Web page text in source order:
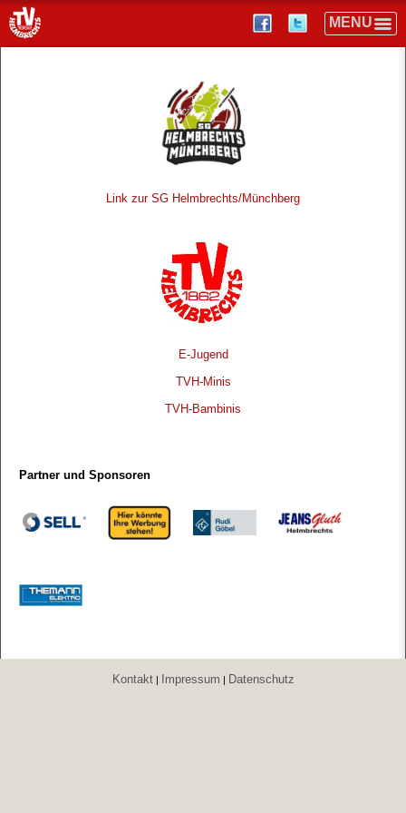
Link zur SG Helmbrechts/Münchberg
E-Jugend
TVH-Minis
TVH-Bambinis
Partner und Sponsoren
Kontakt| Impressum Datenschutz